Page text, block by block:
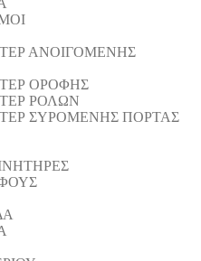
ΑΝΟΙΓΟΜΕΝΗΣ
ΟΡΟΦΗΣ
ΡΟΛΩΝ
ΣΥΡΟΜΕΝΗΣ ΠΟΡΤΑΣ